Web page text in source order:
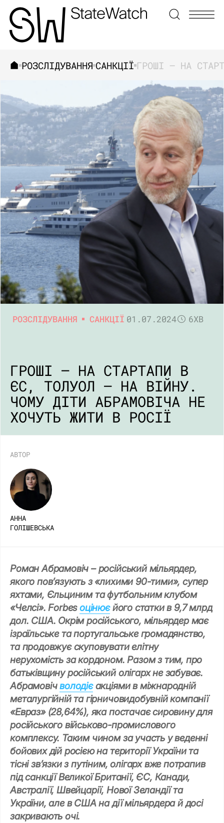
ЗНАЙТИ
РОЗСЛІДУВАННЯ САНКЦІЇ
РОЗСЛІДУВАННЯ САНКЦІЇ 01.07.2024 6ХВ
ГРОШІ – НА СТАРТАПИ В
ЄС, ТОЛУОЛ – НА ВІЙНУ.
ЧОМУ ДІТИ АБРАМОВІЧА НЕ
ХОЧУТЬ ЖИТИ В РОСІЇ
АВТОР
АННА
ГОЛІШЕВСЬКА
Роман Абрамовіч – російський мільярдер,
якого пов’язують з «лихими 90-тими», супер
яхтами, Єльциним та футбольним клубом
«Челсі». Forbesоцінюєйого статки в 9,7 млрд
дол. США. Окрім російського, мільярдер має
ізраїльське та португальське громадянство,
та продовжує скуповувати елітну
нерухомість за кордоном. Разом з тим, про
батьківщину російський олігарх не забуває.
Абрамовічволодієакціями в міжнародній
металургійній та гірничовидобувній компанії
«Евраз» (28,64%), яка постачає сировину для
російського військово-промислового
комплексу. Таким чином за участь у веденні
бойових дій росією на території України та
тісні зв’язки з путіним, олігарх вже потрапив
під санкції Великої Британії, ЄС, Канади,
Австралії, Швейцарії, Нової Зеландії та
України, але в США на дії мільярдера й досі
закривають очі.